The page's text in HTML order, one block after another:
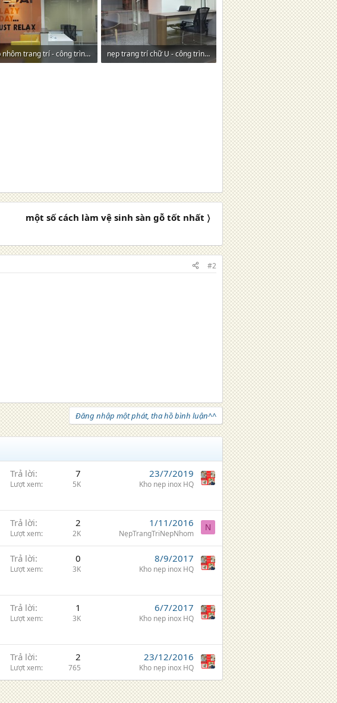
nẹp nhôm trang trí - công trình.jpg
nẹp trang trí chữ U - công trình.jpg
một số cách làm vệ sinh sàn gỗ tốt nhất 〉
#2
Đăng nhập một phát, tha hồ bình luận^^
Trả lời 7
Lượt xem 5K
23/7/2019
Kho nẹp inox HQ
Trả lời 2
Lượt xem 2K
1/11/2016
NẹpTrangTriNepNhom
N
Trả lời 0
Lượt xem 3K
8/9/2017
Kho nẹp inox HQ
Trả lời 1
Lượt xem 3K
6/7/2017
Kho nẹp inox HQ
Trả lời 2
Lượt xem 765
23/12/2016
Kho nẹp inox HQ